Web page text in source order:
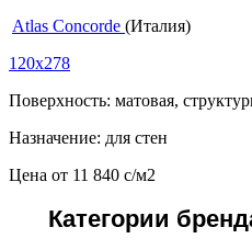
Atlas Concorde (Италия)
120x278
Поверхность: матовая,
Назначение: для стен
Цена от 11 840 c/м2
Категории